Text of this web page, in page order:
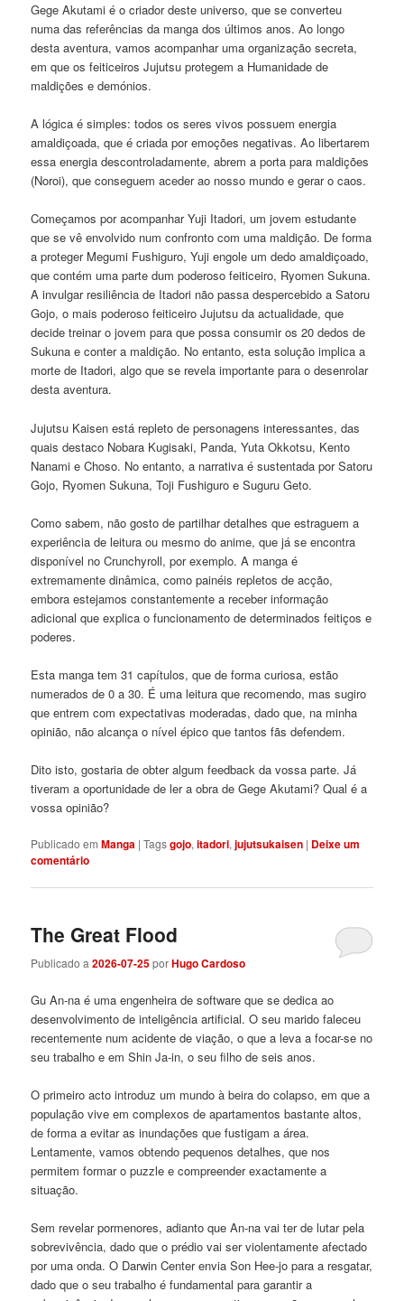
Gege Akutami é o criador deste universo, que se converteu
numa das referências da manga dos últimos anos. Ao longo
desta aventura, vamos acompanhar uma organização secreta,
em que os feiticeiros Jujutsu protegem a Humanidade de
maldições e demónios.
A lógica é simples: todos os seres vivos possuem energia
amaldiçoada, que é criada por emoções negativas. Ao libertarem
essa energia descontroladamente, abrem a porta para maldições
(Noroi), que conseguem aceder ao nosso mundo e gerar o caos.
Começamos por acompanhar Yuji Itadori, um jovem estudante
que se vê envolvido num confronto com uma maldição. De forma
a proteger Megumi Fushiguro, Yuji engole um dedo amaldiçoado,
que contém uma parte dum poderoso feiticeiro, Ryomen Sukuna.
A invulgar resiliência de Itadori não passa despercebido a Satoru
Gojo, o mais poderoso feiticeiro Jujutsu da actualidade, que
decide treinar o jovem para que possa consumir os 20 dedos de
Sukuna e conter a maldição. No entanto, esta solução implica a
morte de Itadori, algo que se revela importante para o desenrolar
desta aventura.
Jujutsu Kaisen está repleto de personagens interessantes, das
quais destaco Nobara Kugisaki, Panda, Yuta Okkotsu, Kento
Nanami e Choso. No entanto, a narrativa é sustentada por Satoru
Gojo, Ryomen Sukuna, Toji Fushiguro e Suguru Geto.
Como sabem, não gosto de partilhar detalhes que estraguem a
experiência de leitura ou mesmo do anime, que já se encontra
disponível no Crunchyroll, por exemplo. A manga é
extremamente dinâmica, como painéis repletos de acção,
embora estejamos constantemente a receber informação
adicional que explica o funcionamento de determinados feitiços e
poderes.
Esta manga tem 31 capítulos, que de forma curiosa, estão
numerados de 0 a 30. É uma leitura que recomendo, mas sugiro
que entrem com expectativas moderadas, dado que, na minha
opinião, não alcança o nível épico que tantos fãs defendem.
Dito isto, gostaria de obter algum feedback da vossa parte. Já
tiveram a oportunidade de ler a obra de Gege Akutami? Qual é a
vossa opinião?
Publicado em Manga |Tagsgojo,itadori,jujutsukaisen | Deixe um
comentário
The Great Flood
Publicado a2026-07-25porHugo Cardoso
Gu An-na é uma engenheira de software que se dedica ao
desenvolvimento de inteligência artificial. O seu marido faleceu
recentemente num acidente de viação, o que a leva a focar-se no
seu trabalho e em Shin Ja-in, o seu filho de seis anos.
O primeiro acto introduz um mundo à beira do colapso, em que a
população vive em complexos de apartamentos bastante altos,
de forma a evitar as inundações que fustigam a área.
Lentamente, vamos obtendo pequenos detalhes, que nos
permitem formar o puzzle e compreender exactamente a
situação.
Sem revelar pormenores, adianto que An-na vai ter de lutar pela
sobrevivência, dado que o prédio vai ser violentamente afectado
por uma onda. O Darwin Center envia Son Hee-jo para a resgatar,
dado que o seu trabalho é fundamental para garantir a